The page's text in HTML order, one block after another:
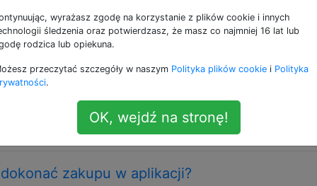
systemie Windows na telefonie z systemem
Unite 2 - A106 ). Mam w domu komputer z systemem
łącze internetowe o dużej prędkości. Nie mam routera
Chcę po prostu korzystać z połączenia
wielu metod, ale żadna nie wydaje …
usb-tethering
zakupu w aplikacji?
wyrażasz zgodę na korzystanie z plików cookie i innych
śledzenia oraz potwierdzasz, że masz co najmniej 16 lat lub
rodzica lub opiekuna.
przeczytać szczegóły w naszym Polityka plików cookie i Polityka
.
OK, wejdź na stronę!